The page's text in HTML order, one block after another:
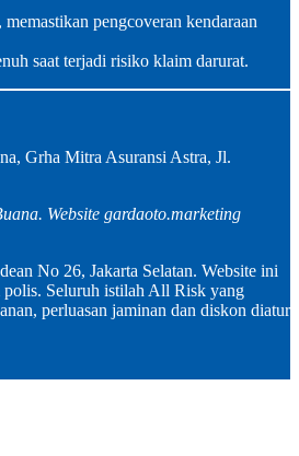
pengcoveran kendaraan
saat terjadi risiko klaim darurat.
Grha Mitra Asuransi Astra, Jl.
Website gardaoto.marketing
No 26, Jakarta Selatan. Website ini
polis. Seluruh istilah All Risk yang
perluasan jaminan dan diskon diatur